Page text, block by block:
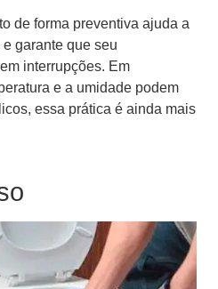
de forma preventiva ajuda a
garante que seu
interrupções. Em
e a umidade podem
essa prática é ainda mais